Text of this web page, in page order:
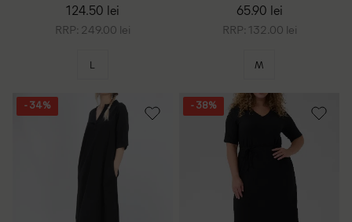
124.50 lei
RRP: 249.00 lei
L
65.90 lei
RRP: 132.00 lei
M
- 34% - 38%